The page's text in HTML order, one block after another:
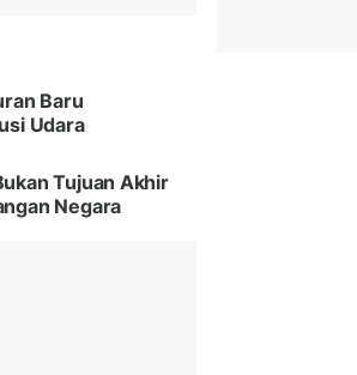
Baru
Udara
Tujuan Akhir
Negara